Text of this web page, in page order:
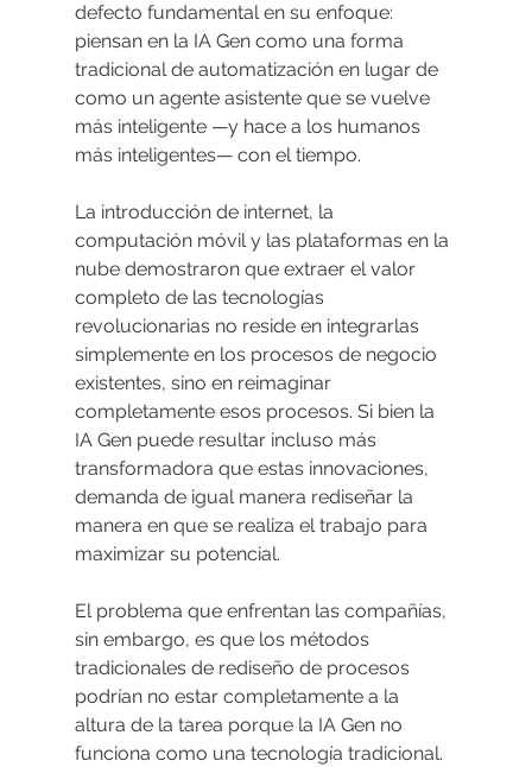
defecto fundamental en su enfoque:
piensan en la IA Gen como una forma
tradicional de automatización en lugar de
como un agente asistente que se vuelve
más inteligente —y hace a los humanos
más inteligentes— con el tiempo.
La introducción de internet, la
computación móvil y las plataformas en la
nube demostraron que extraer el valor
completo de las tecnologías
revolucionarias no reside en integrarlas
simplemente en los procesos de negocio
existentes, sino en reimaginar
completamente esos procesos. Si bien la
IA Gen puede resultar incluso más
transformadora que estas innovaciones,
demanda de igual manera rediseñar la
manera en que se realiza el trabajo para
maximizar su potencial.
El problema que enfrentan las compañías,
sin embargo, es que los métodos
tradicionales de rediseño de procesos
podrían no estar completamente a la
altura de la tarea porque la IA Gen no
funciona como una tecnología tradicional.